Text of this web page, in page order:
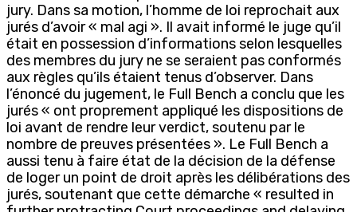
jury. Dans sa motion, l’homme de loi reprochait aux
jurés d’avoir « mal agi ». Il avait informé le juge qu’il
était en possession d’informations selon lesquelles
des membres du jury ne se seraient pas conformés
aux règles qu’ils étaient tenus d’observer. Dans
l’énoncé du jugement, le Full Bench a conclu que les
jurés « ont proprement appliqué les dispositions de
loi avant de rendre leur verdict, soutenu par le
nombre de preuves présentées ». Le Full Bench a
aussi tenu à faire état de la décision de la défense
de loger un point de droit après les délibérations des
jurés, soutenant que cette démarche « resulted in